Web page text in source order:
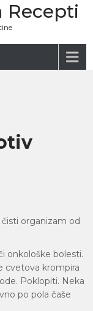
Recepti
organizam od
onkološke bolesti.
cvetova krompira
Poklopiti. Neka
po pola čaše